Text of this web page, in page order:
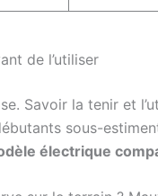
de l’utiliser
Savoir la tenir et
sous-
électrique